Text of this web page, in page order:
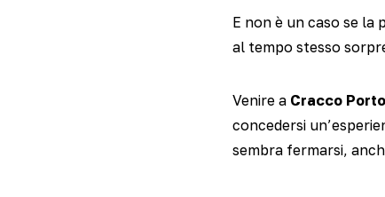
E non è un caso se la
al tempo stesso
Venire a Cracco
concedersi
sembra fermarsi,